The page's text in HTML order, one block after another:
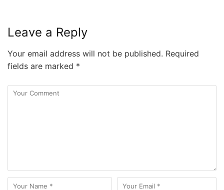
Leave a Reply
Your email address will not be published. Required
fields are marked *